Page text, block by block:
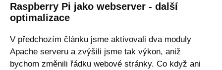
Raspberry Pi jako webserver - další
optimalizace
V předchozím článku jsme aktivovali dva moduly
Apache serveru a zvýšili jsme tak výkon, aniž
bychom změnili řádku webové stránky. Co když ani